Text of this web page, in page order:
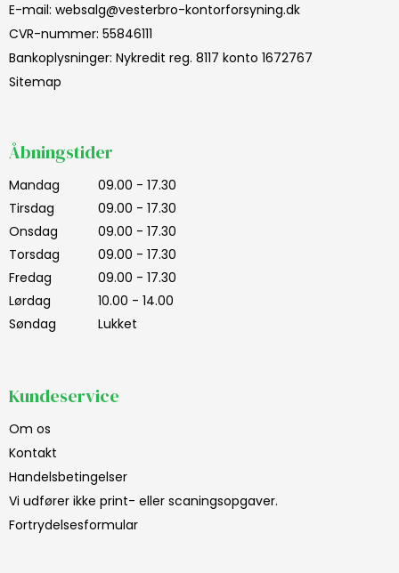
E-mail: websalg@vesterbro-kontorforsyning.dk
CVR-nummer: 55846111
Bankoplysninger: Nykredit reg. 8117 konto 1672767
Sitemap
Åbningstider
Mandag
09.00 - 17.30
Tirsdag
09.00 - 17.30
Onsdag
09.00 - 17.30
Torsdag
09.00 - 17.30
Fredag
09.00 - 17.30
Lørdag
10.00 - 14.00
Søndag
Lukket
Kundeservice
Om os
Kontakt
Handelsbetingelser
Vi udfører ikke print- eller scaningsopgaver.
Fortrydelsesformular